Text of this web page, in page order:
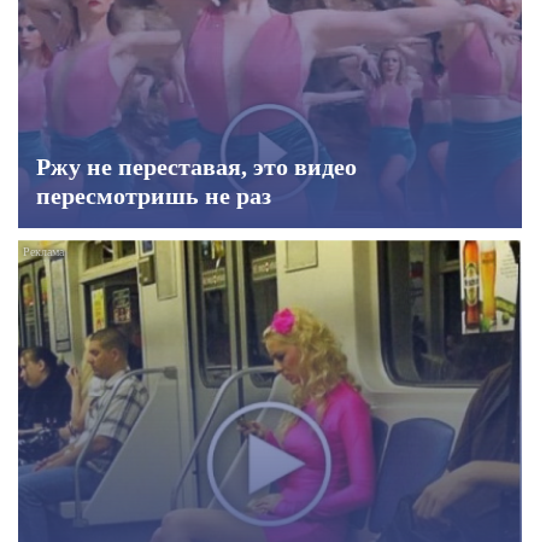
Ржу не переставая, это видео
пересмотришь не раз